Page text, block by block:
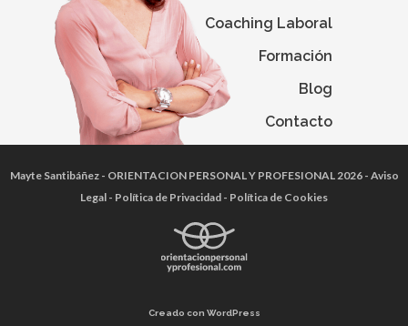
Coaching Laboral
Formación
Blog
Contacto
Mayte Santibáñez- ORIENTACION PERSONAL Y PROFESIONAL 2026 - Aviso
Legal - Política de Privacidad - Política de Cookies
Creado con WordPress